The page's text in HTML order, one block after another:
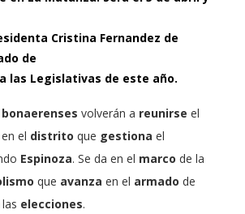
Cristina Fernandez de
de
las Legislativas de este año.
volverán a reunirse el
en el distrito que gestiona el
Espinoza. Se da en el marco de la
que avanza en el armado de
elecciones.